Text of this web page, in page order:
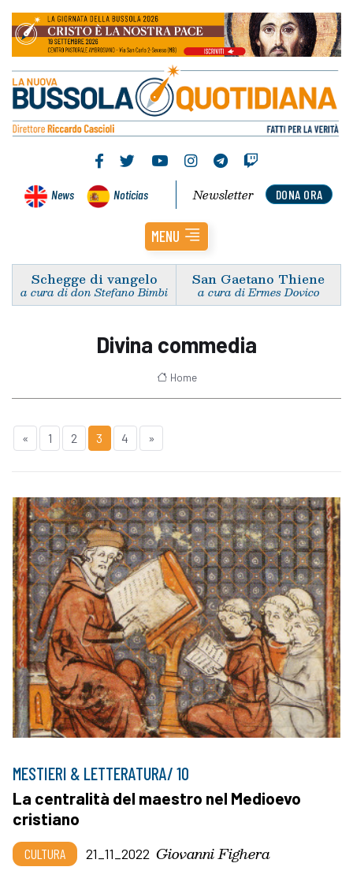
News Noticias DONA ORA
Newsletter
MENU
Schegge di vangelo
a cura di don Stefano Bimbi
San Gaetano Thiene
a cura di Ermes Dovico
Divina commedia
Home
« 1 2 3 4 »
MESTIERI & LETTERATURA/ 10
La centralità del maestro nel Medioevo
cristiano
CULTURA 21_11_2022 Giovanni Fighera